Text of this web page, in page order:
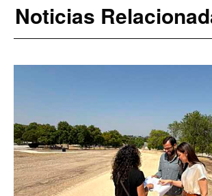
Noticias